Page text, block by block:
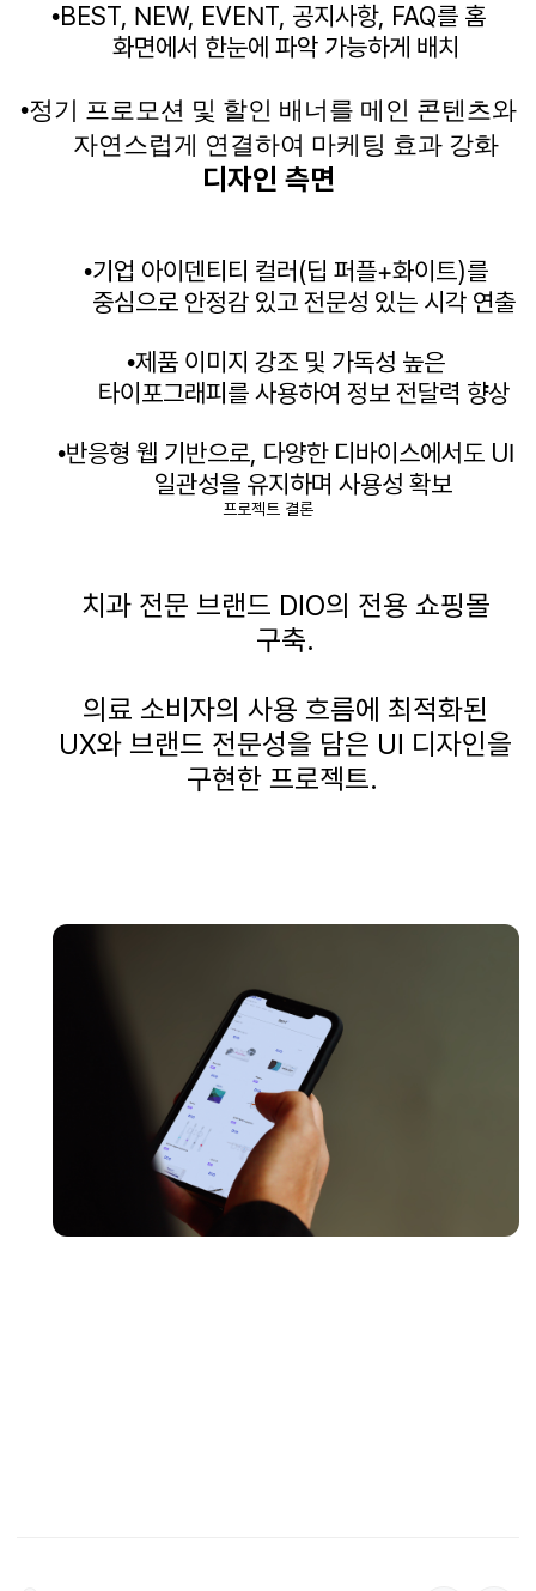
•BEST, NEW, EVENT, 공지사항, FAQ를홈
화면에서 한눈에 파악 가능하게 배치
•정기 프로모션 및 할인 배너를 메인 콘텐츠와
자연스럽게 연결하여 마케팅 효과 강화
디자인 측면
•기업 아이덴티티 컬러 (딥 퍼플+화이트)를
중심으로 안정감 있고 전문성 있는 시각 연출
•제품 이미지 강조 및 가독성 높은
타이포그래피를사용하여 정보 전달력 향상
•반응형 웹 기반으로, 다양한 디바이스에서도 UI
일관성을 유지하며 사용성 확보
프로젝트 결론
치과 전문 브랜드 DIO의 전용 쇼핑몰
구축.
의료 소비자의 사용 흐름에 최적화된
UX와 브랜드 전문성을 담은 UI 디자인을
구현한 프로젝트.